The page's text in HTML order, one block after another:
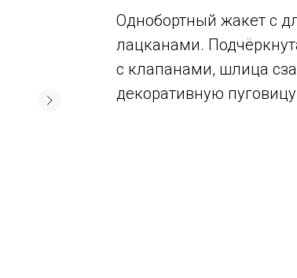
Однобортный жакет с
лацканами.
с клапанами, шлица
декоративную